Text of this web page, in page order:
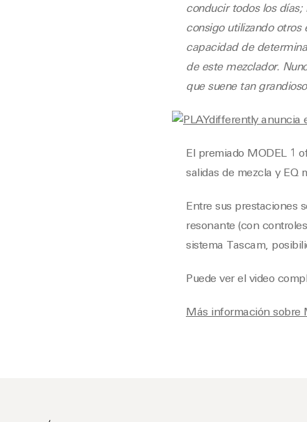
conducir todos los días;
consigo utilizando otros
capacidad de
de este mezclador.
que suene tan
El premiado MODEL 1
salidas de mezcla y EQ
Entre sus prestaciones
resonante (con
sistema Tascam,
Puede ver el video
Más información sobre